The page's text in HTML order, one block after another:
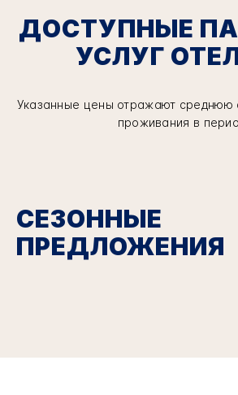
ДОСТУПНЫЕ
УСЛУГ
Указанные цены отражают среднюю
проживания в
СЕЗОННЫЕ
ПРЕДЛОЖЕНИЯ